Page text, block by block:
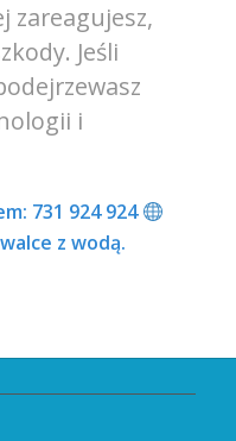
zareagujesz,
Jeśli
i
731 924 924
z wodą.